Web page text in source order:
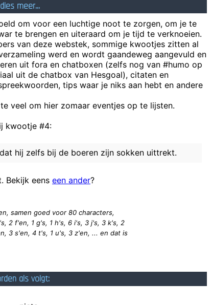
U vindt dat we tijd en
Als we geen elektriciteit hadden, dan
gekennzeichneter Teil einer Fahrbahn für den Verkehr in
die mensen die een film seconde per seconde ontleden om
l'état actuel des choses. Parfois, de bonnes choses
Mag echt wel eens zwaar geblesseerd raken voor zijn
Soms maakt ge de verkeerde keuzes en dan is voorbij.
meer...
om voor een luchtige noot te zorgen, om je te
te brengen en uiteraard om je tijd te verknoeien.
van deze webstek, sommige kwootjes zitten al
werd en wordt gaandeweg aangevuld en
uit fora en chatboxen (zelfs nog van #humo op
uit de chatbox van Hesgoal), citaten en
tips waar je niks aan hebt en andere
veel om hier zomaar eventjes op te lijsten.
kwootje #4:
hij zelfs bij de boeren zijn sokken uittrekt.
Bekijk eens een ander?
samen goed voor 80 characters,
2 f'en, 1 g's, 1 h's, 6 i's, 3 j's, 3 k's, 2
3 s'en, 4 t's, 1 u's, 3 z'en, ... en dat is
als volgt: